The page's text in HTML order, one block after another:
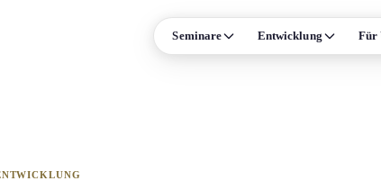
Seminare
Verhandlung
Entwicklung Für